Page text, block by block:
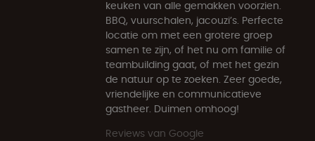
keuken van alle gemakken voorzien.
BBQ, vuurschalen, jacouzi’s. Perfecte
locatie om met een grotere groep
samen te zijn, of het nu om familie of
teambuilding gaat, of met het gezin
de natuur op te zoeken. Zeer goede,
vriendelijke en communicatieve
gastheer. Duimen omhoog!
Reviews van Google